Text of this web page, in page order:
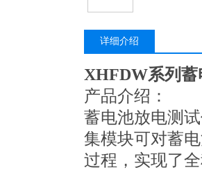
详细介绍
XHFDW系列
产品介绍：
蓄电池放电测
集模块可对蓄
过程，实现了